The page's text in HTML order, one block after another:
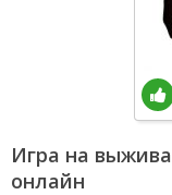
Игра на
онлайн